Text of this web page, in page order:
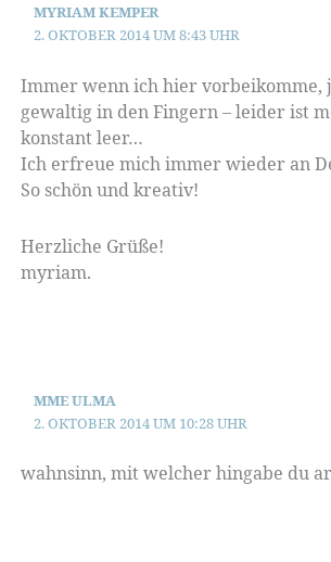
MYRIAM KEMPER
2. OKTOBER 2014 UM 8:43 UHR
Immer wenn ich hier vorbeikomme,
gewaltig in den Fingern – leider ist
konstant leer…
Ich erfreue mich immer wieder an
So schön und kreativ!
Herzliche Grüße!
myriam.
MME ULMA
2. OKTOBER 2014 UM 10:28 UHR
wahnsinn, mit welcher hingabe du